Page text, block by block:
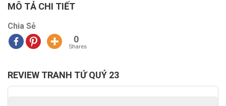
MÔ TẢ CHI TIẾT
Chia Sẻ
0
Shares
REVIEW TRANH TỨ QUÝ 23